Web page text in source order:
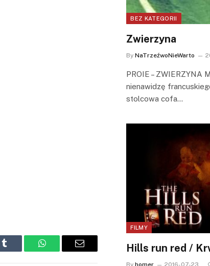
Tumblr WhatsAppEmail
BEZ KATEGORII
Zwierzyna
By NaTrzeźwoNieWarto
PROIE – ZWIERZYNA
nienawidzę
stolcowa cofa…
FILMY
Hills run red /
By homer 2016-07-23